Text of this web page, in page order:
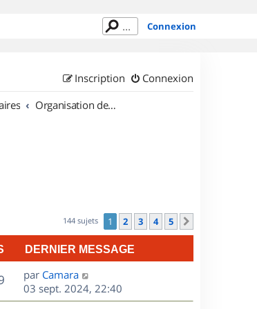
Connexion
Connexion
Inscription
Organisation de sorties en région Île de France
144 sujets 1 2 3 4 5
DERNIER MESSAGE
V
u
D
e
r
par Camara
03 sept. 2024, 22:40